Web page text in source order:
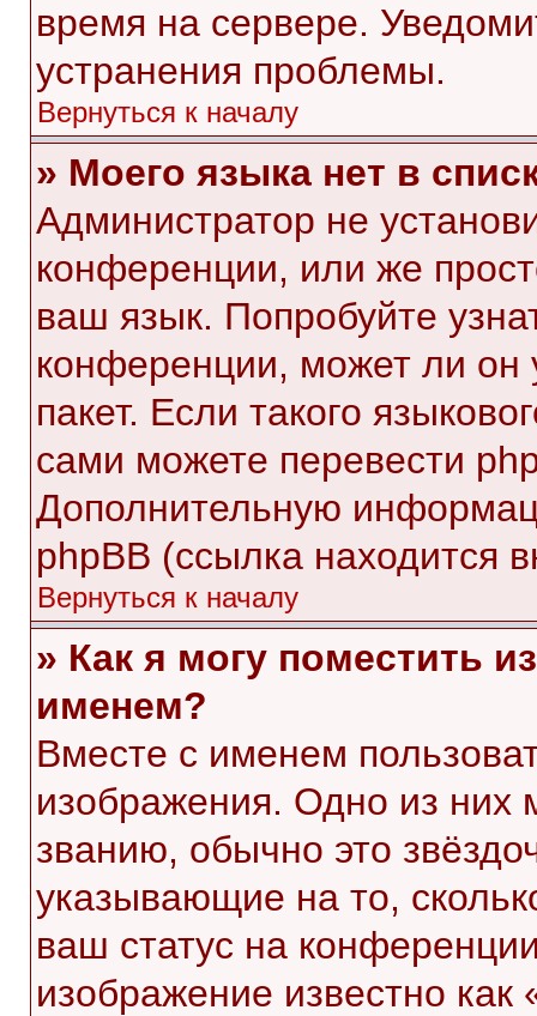
время на сервере.
устранения проблемы.
Вернуться к началу
» Моего языка нет в
Администратор не
конференции, или же
ваш язык. Попробуйте
конференции, может ли он
пакет. Если такого
сами можете перевести
Дополнительную
phpBB (ссылка находится
Вернуться к началу
» Как я могу поместить
именем?
Вместе с именем
изображения. Одно из них
званию, обычно это
указывающие на то,
ваш статус на
изображение известно